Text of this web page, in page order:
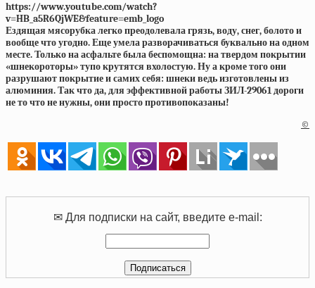
https://www.youtube.com/watch?
v=HB_a5R6QjWE&feature=emb_logo
Ездящая мясорубка легко преодолевала грязь, воду, снег, болото и
вообще что угодно. Еще умела разворачиваться буквально на одном
месте. Только на асфальте была беспомощна: на твердом покрытии
«шнекороторы» тупо крутятся вхолостую. Ну а кроме того они
разрушают покрытие и самих себя: шнеки ведь изготовлены из
алюминия. Так что да, для эффективной работы ЗИЛ-29061 дороги
не то что не нужны, онипросто противопоказаны!
©
✉ Для подписки на сайт, введите e-mail: